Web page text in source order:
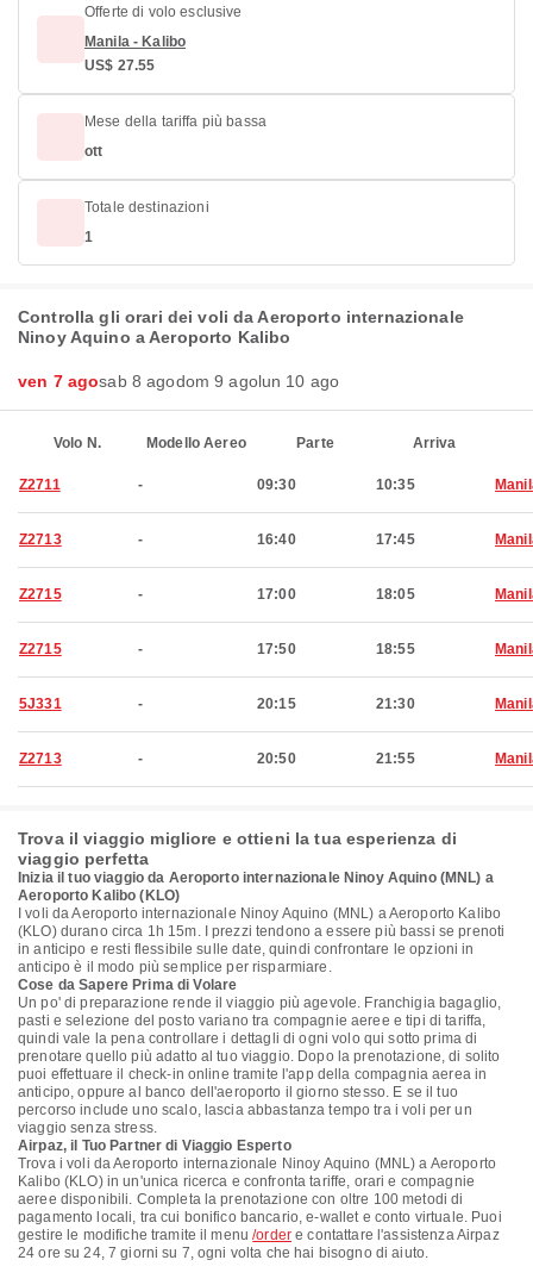
Offerte di volo esclusive
Manila - Kalibo
US$ 27.55
Mese della tariffa più bassa
ott
Totale destinazioni
1
Controlla gli orari dei voli da Aeroporto internazionale
Ninoy Aquino a Aeroporto Kalibo
ven 7 agosab 8 agodom 9 agolun 10 ago
Volo N. Modello Aereo Parte Arriva
Z2711 - 09:30 10:35
Z2713 - 16:40 17:45
Z2715 - 17:00 18:05
Z2715 - 17:50 18:55
5J331 - 20:15 21:30
Z2713 - 20:50 21:55
Trova il viaggio migliore e ottieni la tua esperienza di
viaggio perfetta
Inizia il tuo viaggio da Aeroporto internazionale Ninoy Aquino (MNL) a
Aeroporto Kalibo (KLO)
I voli da Aeroporto internazionale Ninoy Aquino (MNL) a Aeroporto Kalibo
(KLO) durano circa 1h 15m. I prezzi tendono a essere più bassi se prenoti
in anticipo e resti flessibile sulle date, quindi confrontare le opzioni in
anticipo è il modo più semplice per risparmiare.
Cose da Sapere Prima di Volare
Un po' di preparazione rende il viaggio più agevole. Franchigia bagaglio,
pasti e selezione del posto variano tra compagnie aeree e tipi di tariffa,
quindi vale la pena controllare i dettagli di ogni volo qui sotto prima di
prenotare quello più adatto al tuo viaggio. Dopo la prenotazione, di solito
puoi effettuare il check-in online tramite l'app della compagnia aerea in
anticipo, oppure al banco dell'aeroporto il giorno stesso. E se il tuo
percorso include uno scalo, lascia abbastanza tempo tra i voli per un
viaggio senza stress.
Airpaz, il Tuo Partner di Viaggio Esperto
Trova i voli da Aeroporto internazionale Ninoy Aquino (MNL) a Aeroporto
Kalibo (KLO) in un'unica ricerca e confronta tariffe, orari e compagnie
aeree disponibili. Completa la prenotazione con oltre 100 metodi di
pagamento locali, tra cui bonifico bancario, e-wallet e conto virtuale. Puoi
gestire le modifiche tramite il menu/order e contattare l'assistenza Airpaz
24 ore su 24, 7 giorni su 7, ogni volta che hai bisogno di aiuto.